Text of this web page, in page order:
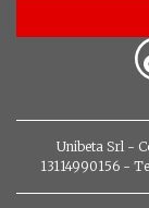
Unibeta Srl -
13114990156 -